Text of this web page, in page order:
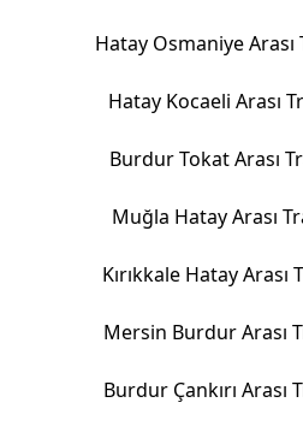
Hatay Osmaniye
Hatay Kocaeli Arası
Burdur Tokat Arası
Muğla Hatay Arası
Kırıkkale Hatay
Mersin Burdur Arası
Burdur Çankırı